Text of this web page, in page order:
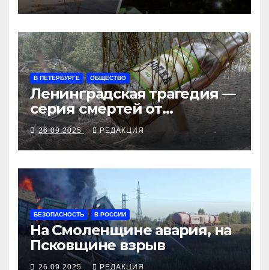
В ПЕТЕРБУРГЕ ОБЩЕСТВО
Ленинградская трагедия —
серия смертей от
алкосуррогата
26.09.2025 РЕДАКЦИЯ
БЕЗОПАСНОСТЬ В РОССИИ
На Смоленщине авария, на
Псковщине взрыв
26.09.2025 РЕДАКЦИЯ